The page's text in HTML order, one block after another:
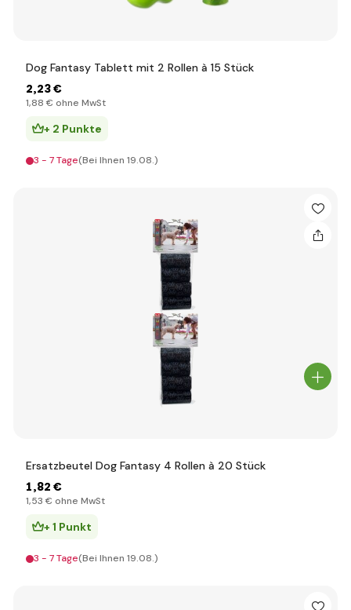
Dog Fantasy Tablett mit 2 Rollen à 15 Stück
2,23 €
1,88 € ohne MwSt
+ 2 Punkte
3 - 7 Tage(Bei Ihnen 19.08.)
Ersatzbeutel Dog Fantasy 4 Rollen à 20 Stück
1,82 €
1,53 € ohne MwSt
+ 1 Punkt
3 - 7 Tage(Bei Ihnen 19.08.)